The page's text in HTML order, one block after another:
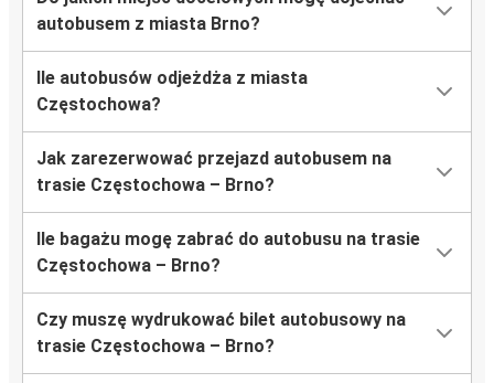
autobusem z miasta Brno?
Ile autobusów odjeżdża z miasta
Częstochowa?
Jak zarezerwować przejazd autobusem na
trasie Częstochowa – Brno?
Ile bagażu mogę zabrać do autobusu na trasie
Częstochowa – Brno?
Czy muszę wydrukować bilet autobusowy na
trasie Częstochowa – Brno?